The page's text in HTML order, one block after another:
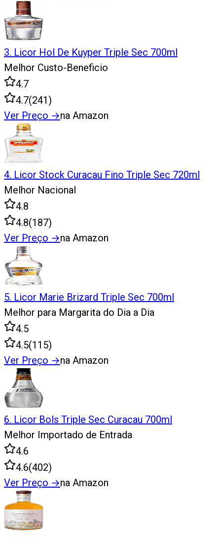
3. Licor Hol De Kuyper Triple Sec 700ml
Melhor Custo-Beneficio
4.7
4.7(241)
Ver Preço →na Amazon
4. Licor Stock Curacau Fino Triple Sec 720ml
Melhor Nacional
4.8
4.8(187)
Ver Preço →na Amazon
5. Licor Marie Brizard Triple Sec 700ml
Melhor para Margarita do Dia a Dia
4.5
4.5(115)
Ver Preço →na Amazon
6. Licor Bols Triple Sec Curacau 700ml
Melhor Importado de Entrada
4.6
4.6(402)
Ver Preço →na Amazon